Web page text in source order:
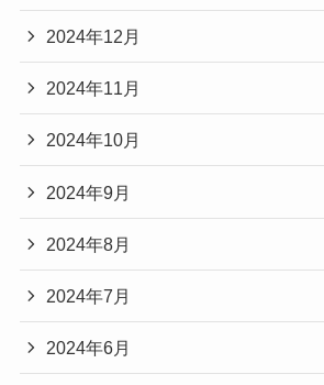
2024年12月
2024年11月
2024年10月
2024年9月
2024年8月
2024年7月
2024年6月